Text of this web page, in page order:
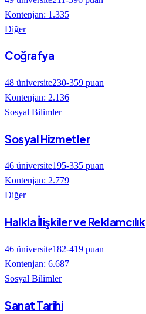
Kontenjan: 1.335
Diğer
Coğrafya
48 üniversite230-359 puan
Kontenjan: 2.136
Sosyal Bilimler
Sosyal Hizmetler
46 üniversite195-335 puan
Kontenjan: 2.779
Diğer
Halkla İlişkiler ve Reklamcılık
46 üniversite182-419 puan
Kontenjan: 6.687
Sosyal Bilimler
Sanat Tarihi